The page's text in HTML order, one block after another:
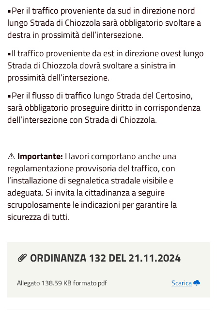
•Per il traffico proveniente da sud in direzione nord
lungo Strada di Chiozzola sarà obbligatorio svoltare a
destra in prossimità dell’intersezione.
•Il traffico proveniente da est in direzione ovest lungo
Strada di Chiozzola dovrà svoltare a sinistra in
prossimità dell’intersezione.
•Per il flusso di traffico lungo Strada del Certosino,
sarà obbligatorio proseguire diritto in corrispondenza
dell’intersezione con Strada di Chiozzola.
⚠️ Importante: I lavori comportano anche una
regolamentazione provvisoria del traffico, con
l’installazione di segnaletica stradale visibile e
adeguata. Si invita la cittadinanza a seguire
scrupolosamente le indicazioni per garantire la
sicurezza di tutti.
ORDINANZA 132 DEL 21.11.2024
Allegato 138.59 KB formato pdf Scarica